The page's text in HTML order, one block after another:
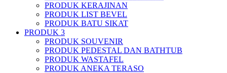
PRODUK KERAJINAN
PRODUK LIST BEVEL
PRODUK BATU SIKAT
PRODUK 3
PRODUK SOUVENIR
PRODUK PEDESTAL DAN BATHTUB
PRODUK WASTAFEL
PRODUK ANEKA TERASO